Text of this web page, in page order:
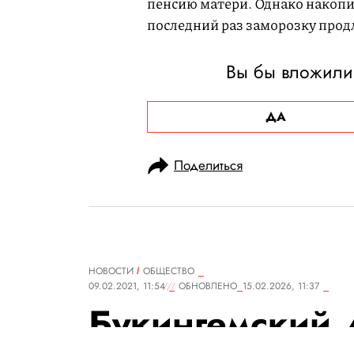
последний раз заморозку
Вы бы вложили
ДА
Поделиться
НОВОСТИ
ОБЩЕСТВО
09.02.2021, 11:54
ОБНОВЛЕНО 15.02.2026, 11:37
Букингемский